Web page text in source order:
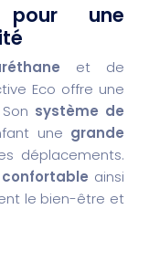
pour une
et de
Eco offre une
système de
une grande
déplacements.
ainsi
le bien-être et